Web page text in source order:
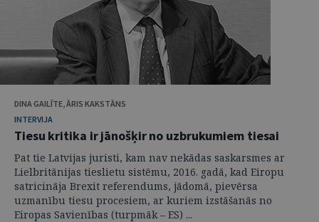
DINA GAILĪTE, ĀRIS KAKSTĀNS
INTERVIJA
Tiesu kritika ir jānošķir no uzbrukumiem tiesai
Pat tie Latvijas juristi, kam nav nekādas saskarsmes ar
Lielbritānijas tieslietu sistēmu, 2016. gadā, kad Eiropu
satricināja Brexit referendums, jādomā, pievērsa
uzmanību tiesu procesiem, ar kuriem izstāšanās no
Eiropas Savienības (turpmāk – ES) ...